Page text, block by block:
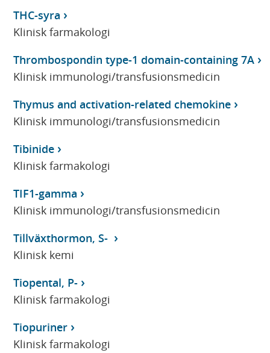
THC-syra
Klinisk farmakologi
Thrombospondin type-1 domain-containing 7A
Klinisk immunologi/transfusionsmedicin
Thymus and activation-related chemokine
Klinisk immunologi/transfusionsmedicin
Tibinide
Klinisk farmakologi
TIF1-gamma
Klinisk immunologi/transfusionsmedicin
Tillväxthormon, S-
Klinisk kemi
Tiopental, P-
Klinisk farmakologi
Tiopuriner
Klinisk farmakologi